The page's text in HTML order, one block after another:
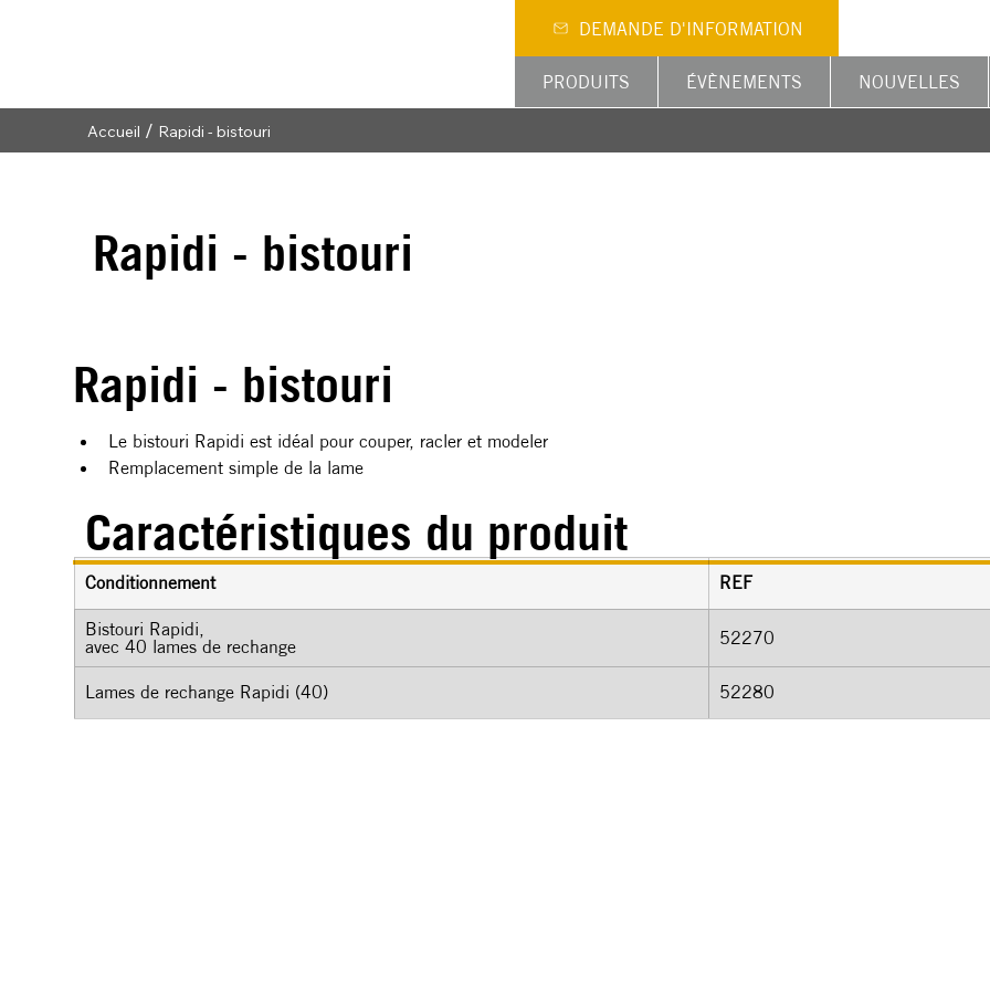
DEMANDE D'INFORMATION
PRODUITS ÉVÈNEMENTS NOUVELLES
Rapidi - bistouri
Rapidi - bistouri
Le bistouri Rapidi est idéal pour couper, racler et modeler
Remplacement simple de la lame
Caractéristiques du produit
Conditionnement REF
Bistouri Rapidi,
avec 40 lames de rechange
52270
Lames de rechange Rapidi (40) 52280
Accueil / Rapidi - bistouri